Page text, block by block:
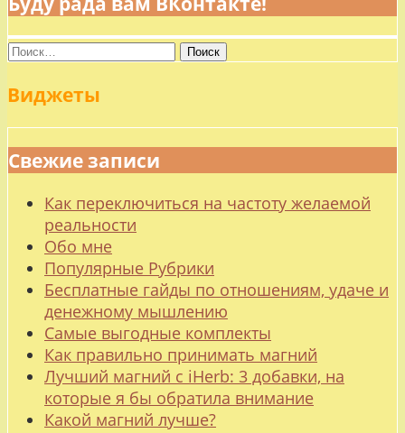
Найти:
Виджеты
Свежие записи
Как переключиться на частоту желаемой
реальности
Обо мне
Популярные Рубрики
Бесплатные гайды по отношениям, удаче и
денежному мышлению
Самые выгодные комплекты
Как правильно принимать магний
Лучший магний с iHerb: 3 добавки, на
которые я бы обратила внимание
Какой магний лучше?